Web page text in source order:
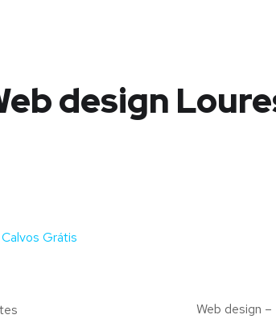
design
Grátis
Web design